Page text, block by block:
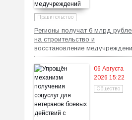
Правительство
Регионы получат 6 млрд
на строительство и
восстановление
06 Августа
2026 15:22
Общество